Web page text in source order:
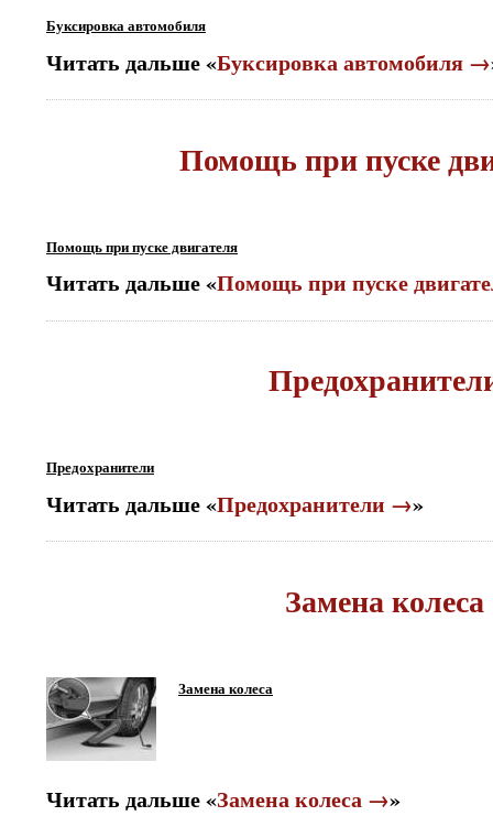
Буксировка автомобиля
Читать дальше «Буксировка автомобиля →
Помощь при пуске
Помощь при пуске двигателя
Читать дальше «Помощь при пуске
Предохранители
Читать дальше «Предохранители →»
Замена колеса
Замена колеса
Читать дальше «Замена колеса →»